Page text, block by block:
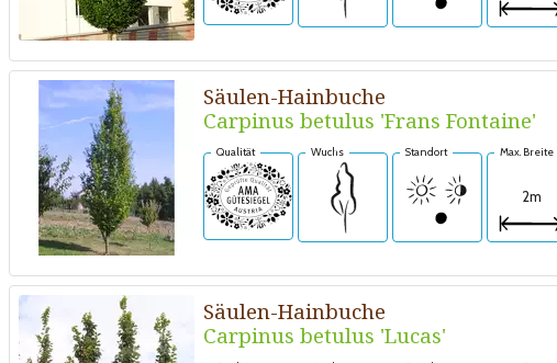
Säulen-Hainbuche
Carpinus betulus 'Frans Fontaine'
Qualität Wuchs Standort Max. Breite
2m
Säulen-Hainbuche
Carpinus betulus 'Lucas'